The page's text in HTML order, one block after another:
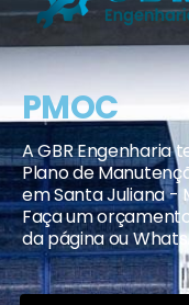
PMOC
A GBR Engenharia
Plano de
em Santa Juliana -
Faça um
da página ou